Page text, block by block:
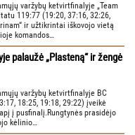
varžybų ketvirtfinalyje „Team
119:77 (19:20, 37:16, 32:26,
ir užtikrintai iškovojo vietą
komandos…
palaužė „Plasteną“ ir žengė
varžybų ketvirtfinalyje BC
18:25, 19:18, 29:22) įveikė
į pusfinalį.Rungtynės prasidėjo
kėlinio…